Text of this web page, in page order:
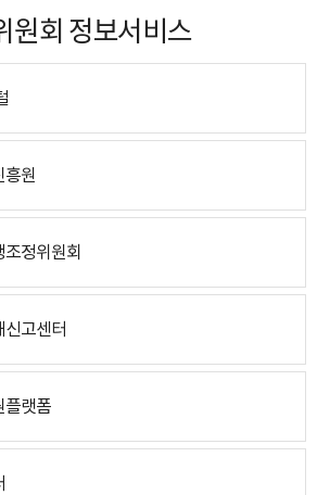
원회 정보서비스
흥원
정위원회
신고센터
플랫폼